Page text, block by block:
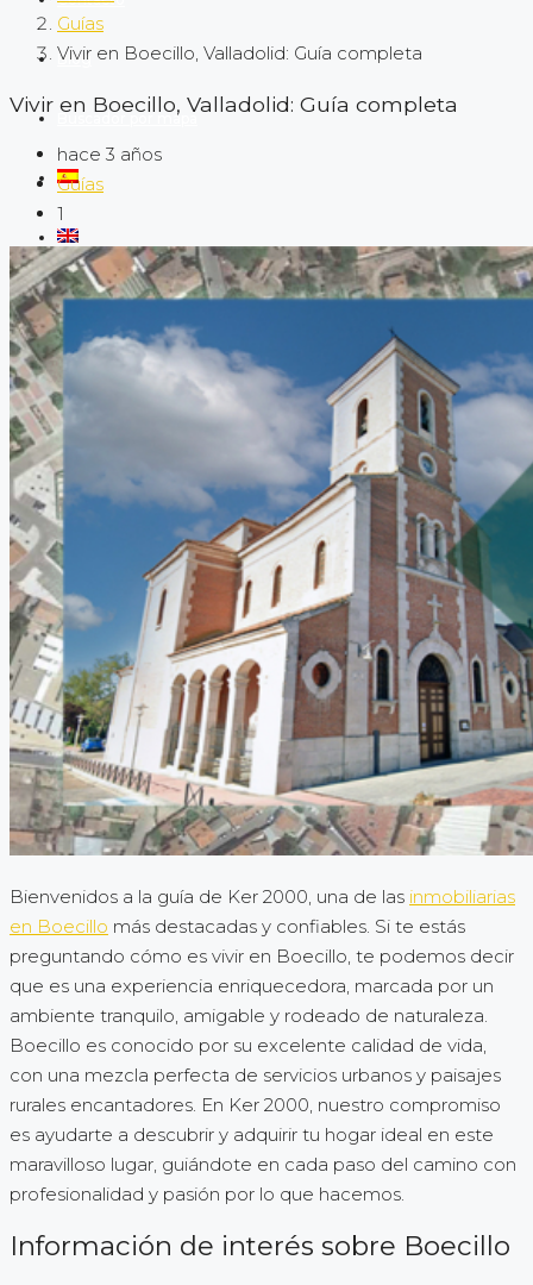
Blog
Buscador por mapa
Guías
Vivir en Boecillo, Valladolid: Guía completa
Vivir en Boecillo, Valladolid: Guía completa
hace 3 años
Guías
1
Bienvenidos a la guía de Ker 2000, una de las inmobiliarias
en Boecillo más destacadas y confiables. Si te estás
preguntando cómo es vivir en Boecillo, te podemos decir
que es una experiencia enriquecedora, marcada por un
ambiente tranquilo, amigable y rodeado de naturaleza.
Boecillo es conocido por su excelente calidad de vida,
con una mezcla perfecta de servicios urbanos y paisajes
rurales encantadores. En Ker 2000, nuestro compromiso
es ayudarte a descubrir y adquirir tu hogar ideal en este
maravilloso lugar, guiándote en cada paso del camino con
profesionalidad y pasión por lo que hacemos.
Información de interés sobre Boecillo